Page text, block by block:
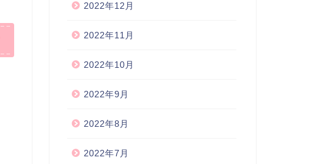
2022年12月
2022年11月
2022年10月
2022年9月
2022年8月
2022年7月